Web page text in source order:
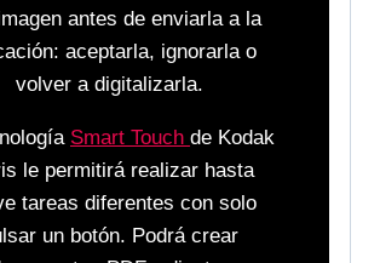
antes de enviarla a la
aceptarla, ignorarla o
volver a digitalizarla.
Smart Touch de Kodak
le permitirá realizar hasta
tareas diferentes con solo
un botón. Podrá crear